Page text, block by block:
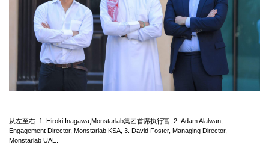
从左至右: 1. Hiroki Inagawa,Monstarlab集团首席执行官, 2. Adam Alalwan,
Engagement Director, Monstarlab KSA, 3. David Foster, Managing Director,
Monstarlab UAE.